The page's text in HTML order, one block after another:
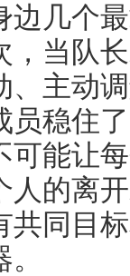
边几个
，当队
、主动
员稳住
可能让
人的离
共同目